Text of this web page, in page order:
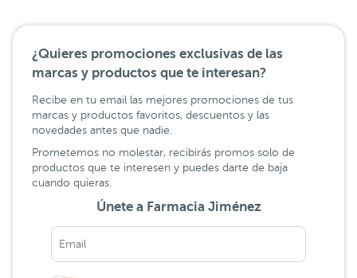
¿Quieres promociones exclusivas de las
marcas y productos que te interesan?
Recibe en tu email las mejores promociones de tus
marcas y productos favoritos, descuentos y las
novedades antes que nadie.
Prometemos no molestar, recibirás promos solo de
productos que te interesen y puedes darte de baja
cuando quieras.
Únete a Farmacia Jiménez